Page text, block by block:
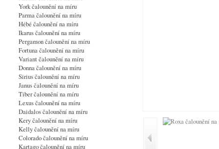
York čalounění na míru
Parma čalounění na míru
Hébé čalounění na míru
Ikarus čalounění na míru
Pergamon čalounění na míru
Fortuna čalounění na míru
Variant čalounění na míru
Donna čalounění na míru
Sirius čalounění na míru
Janus čalounění na míru
Tiber čalounění na míru
Lexus čalounění na míru
Daidalos čalounění na míru
Kery čalounění na míru
Kelly čalounění na míru
Colorado čalounění na míru
Kartago čalounění na míru